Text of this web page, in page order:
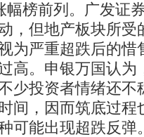
幅榜前列。广发证
，但地产板块所受
为严重超跌后的惜
高。申银万国认为
少投资者情绪还不
间，因而筑底过程
可能出现超跌反弹